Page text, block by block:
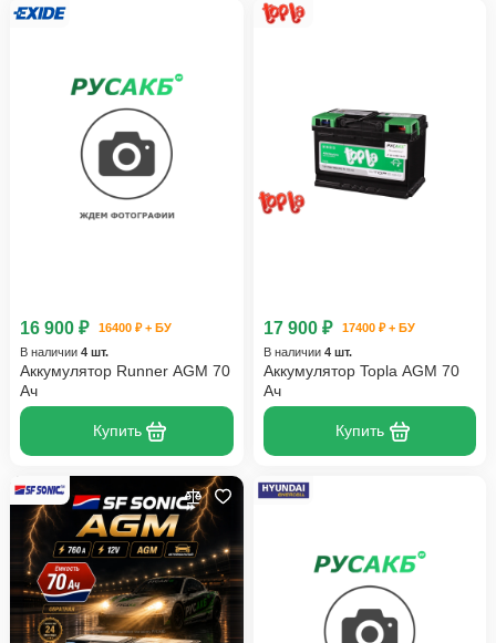
16 900 ₽
16400 ₽ + БУ
В наличии 4 шт.
Аккумулятор Runner AGM 70
Ач
Купить
17 900 ₽
17400 ₽ + БУ
В наличии 4 шт.
Аккумулятор Topla AGM 70
Ач
Купить